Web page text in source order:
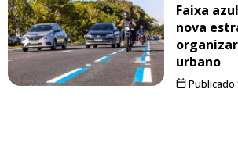
Faixa
nova
urbano
Publicado